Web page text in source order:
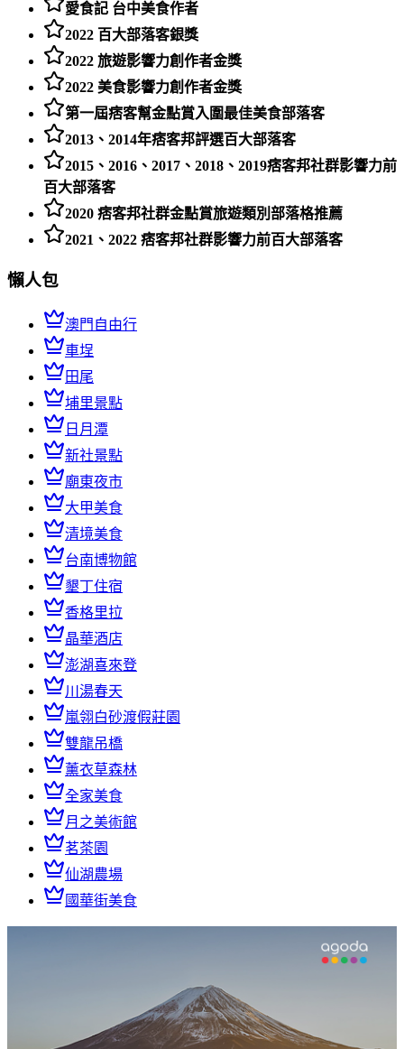
愛食記 台中美食作者
2022 百大部落客銀獎
2022 旅遊影響力創作者金獎
2022 美食影響力創作者金獎
第一屆痞客幫金點賞入圍最佳美食部落客
2013、2014年痞客邦評選百大部落客
2015、2016、2017、2018、2019痞客邦社群影響力前
百大部落客
2020 痞客邦社群金點賞旅遊類別部落格推薦
2021、2022 痞客邦社群影響力前百大部落客
懶人包
澳門自由行
車埕
田尾
埔里景點
日月潭
新社景點
廟東夜市
大甲美食
清境美食
台南博物館
墾丁住宿
香格里拉
晶華酒店
澎湖喜來登
川湯春天
嵐翎白砂渡假莊園
雙龍吊橋
薰衣草森林
全家美食
月之美術館
茗茶園
仙湖農場
國華街美食